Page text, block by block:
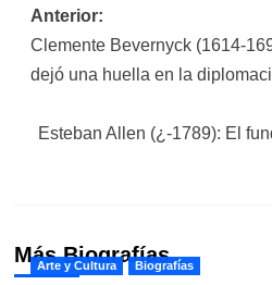
Navegación
de
entradas
Anterior:
Clemente Bevernyck (1614-
dejó una huella en la
Esteban Allen (¿-1789): El
Más Biografías
Arte y Cultura Biografías